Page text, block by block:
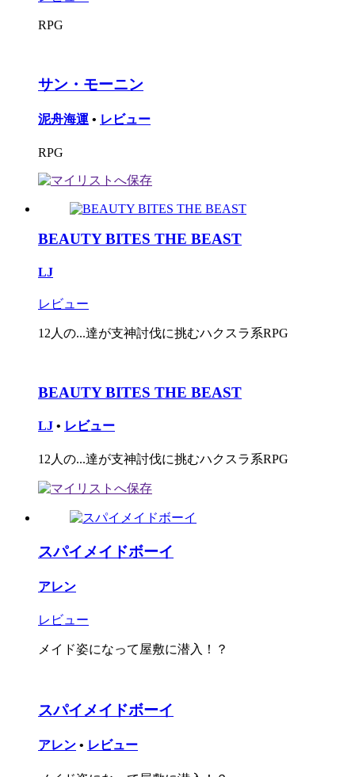
RPG
サン・モーニン
泥舟海運 • レビュー
RPG
BEAUTY BITES THE BEAST
LJ
レビュー
12人の...達が支神討伐に挑むハクスラ系RPG
BEAUTY BITES THE BEAST
LJ • レビュー
12人の...達が支神討伐に挑むハクスラ系RPG
スパイメイドボーイ
アレン
レビュー
メイド姿になって屋敷に潜入！？
スパイメイドボーイ
アレン • レビュー